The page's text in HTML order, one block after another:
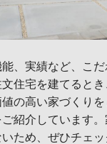
、実績など、こ
文住宅を建てると
の高い家づくり
紹介しています
ため、ぜひチェ